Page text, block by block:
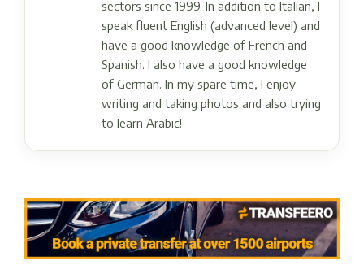
sectors since 1999. In addition to Italian, I
speak fluent English (advanced level) and
have a good knowledge of French and
Spanish. I also have a good knowledge
of German. In my spare time, I enjoy
writing and taking photos and also trying
to learn Arabic!